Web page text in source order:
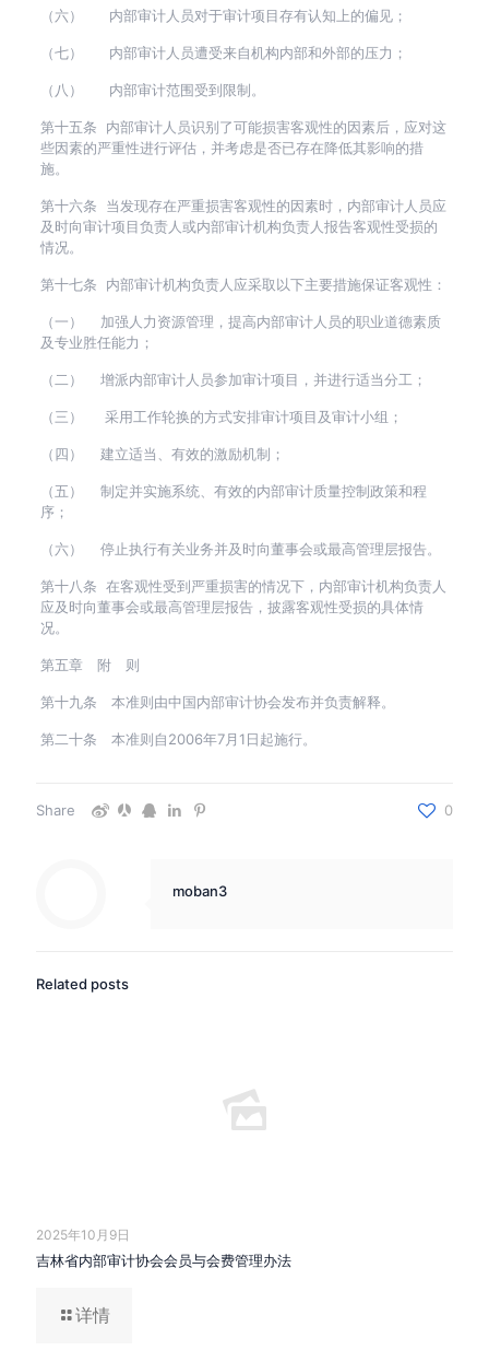
（六） 内部审计人员对于审计项目存有认知上的偏见；
（七） 内部审计人员遭受来自机构内部和外部的压力；
（八） 内部审计范围受到限制。
第十五条 内部审计人员识别了可能损害客观性的因素后，应对这
些因素的严重性进行评估，并考虑是否已存在降低其影响的措
施。
第十六条 当发现存在严重损害客观性的因素时，内部审计人员应
及时向审计项目负责人或内部审计机构负责人报告客观性受损的
情况。
第十七条 内部审计机构负责人应采取以下主要措施保证客观性：
（一） 加强人力资源管理，提高内部审计人员的职业道德素质
及专业胜任能力；
（二） 增派内部审计人员参加审计项目，并进行适当分工；
（三） 采用工作轮换的方式安排审计项目及审计小组；
（四） 建立适当、有效的激励机制；
（五） 制定并实施系统、有效的内部审计质量控制政策和程
序；
（六） 停止执行有关业务并及时向董事会或最高管理层报告。
第十八条 在客观性受到严重损害的情况下，内部审计机构负责人
应及时向董事会或最高管理层报告，披露客观性受损的具体情
况。
第五章 附 则
第十九条 本准则由中国内部审计协会发布并负责解释。
第二十条 本准则自2006年7月1日起施行。
Share 0
moban3
Related posts
2025年10月9日
吉林省内部审计协会会员与会费管理办法
详情